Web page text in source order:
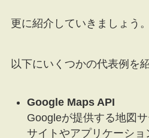
更に紹介していきましょう。
以下にいくつかの代表例を
Google Maps API
Googleが提供する地図
サイトやアプリケーシ